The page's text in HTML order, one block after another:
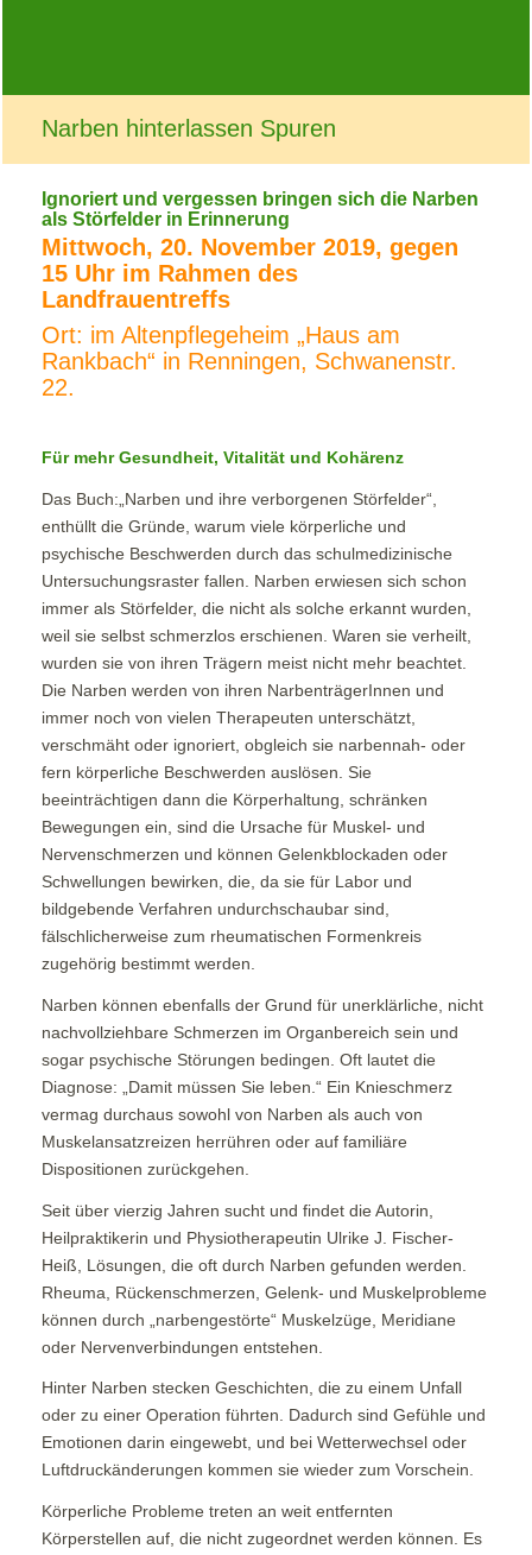
Narben hinterlassen Spuren
Ignoriert und vergessen bringen sich die Narben
als Störfelder in Erinnerung
Mittwoch, 20. November 2019, gegen
15 Uhr im Rahmen des
Landfrauentreffs
Ort: im Altenpflegeheim „Haus am
Rankbach“ in Renningen, Schwanenstr.
22.
Für mehr Gesundheit, Vitalität und Kohärenz
Das Buch:„Narben und ihre verborgenen Störfelder“,
enthüllt die Gründe, warum viele körperliche und
psychische Beschwerden durch das schulmedizinische
Untersuchungsraster fallen. Narben erwiesen sich schon
immer als Störfelder, die nicht als solche erkannt wurden,
weil sie selbst schmerzlos erschienen. Waren sie verheilt,
wurden sie von ihren Trägern meist nicht mehr beachtet.
Die Narben werden von ihren NarbenträgerInnen und
immer noch von vielen Therapeuten unterschätzt,
verschmäht oder ignoriert, obgleich sie narbennah- oder
fern körperliche Beschwerden auslösen. Sie
beeinträchtigen dann die Körperhaltung, schränken
Bewegungen ein, sind die Ursache für Muskel- und
Nervenschmerzen und können Gelenkblockaden oder
Schwellungen bewirken, die, da sie für Labor und
bildgebende Verfahren undurchschaubar sind,
fälschlicherweise zum rheumatischen Formenkreis
zugehörig bestimmt werden.
Narben können ebenfalls der Grund für unerklärliche, nicht
nachvollziehbare Schmerzen im Organbereich sein und
sogar psychische Störungen bedingen. Oft lautet die
Diagnose: „Damit müssen Sie leben.“ Ein Knieschmerz
vermag durchaus sowohl von Narben als auch von
Muskelansatzreizen herrühren oder auf familiäre
Dispositionen zurückgehen.
Seit über vierzig Jahren sucht und findet die Autorin,
Heilpraktikerin und Physiotherapeutin Ulrike J. Fischer-
Heiß, Lösungen, die oft durch Narben gefunden werden.
Rheuma, Rückenschmerzen, Gelenk- und Muskelprobleme
können durch „narbengestörte“ Muskelzüge, Meridiane
oder Nervenverbindungen entstehen.
Hinter Narben stecken Geschichten, die zu einem Unfall
oder zu einer Operation führten. Dadurch sind Gefühle und
Emotionen darin eingewebt, und bei Wetterwechsel oder
Luftdruckänderungen kommen sie wieder zum Vorschein.
Körperliche Probleme treten an weit entfernten
Körperstellen auf, die nicht zugeordnet werden können. Es